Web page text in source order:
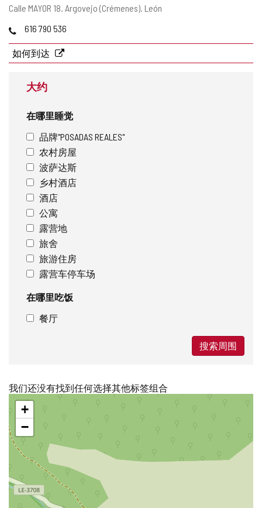
邮
地
址
Calle MAYOR 18. Argovejo (Crémenes). León
电
616 790 536
如何到达
大约
在哪里睡觉
品牌"POSADAS REALES"
农村房屋
波萨达斯
乡村酒店
酒店
公寓
露营地
旅舍
旅游住房
露营车停车场
在哪里吃饭
餐厅
搜索周围
我们还没有找到任何选择其他标签组合
跳
地
图
+
−